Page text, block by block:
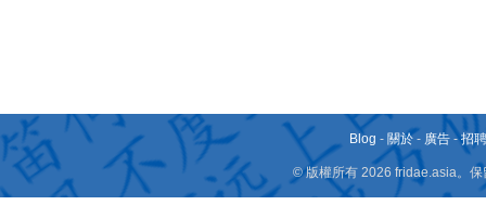
Blog - 關於 - 廣告 -招
© 版權所有 2026 fridae.asia。